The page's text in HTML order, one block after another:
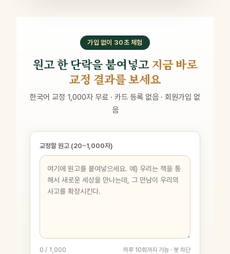
가입 없이 30초 체험
원고 한 단락을 붙여넣고지금 바로
교정 결과를 보세요
한국어 교정 1,000자 무료 · 카드 등록 없음 · 회원가입 없
음
교정할 원고 (20~1,000자)
0 / 1,000 하루 10회까지 가능 · 봇 차단